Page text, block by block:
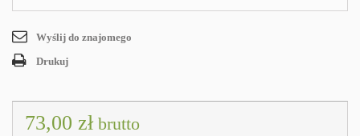
Wyślij do znajomego
Drukuj
73,00 zł brutto